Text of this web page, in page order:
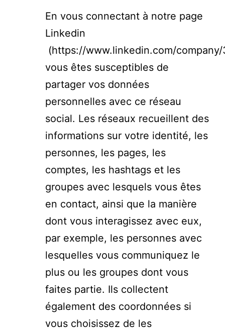
En vous connectant à notre page
Linkedin
(https://www.linkedin.com/
vous êtes susceptibles de
partager vos données
personnelles avec ce réseau
social. Les réseaux recueillent des
informations sur votre identité, les
personnes, les pages, les
comptes, les hashtags et les
groupes avec lesquels vous êtes
en contact, ainsi que la manière
dont vous interagissez avec eux,
par exemple, les personnes avec
lesquelles vous communiquez le
plus ou les groupes dont vous
faites partie. Ils collectent
également des coordonnées si
vous choisissez de les